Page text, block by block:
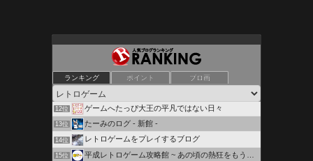
ランキング ポイント ブロ画
10位 Lazy Daisy
11位 レトロゲームを３分間・・・。
12位 ゲームへたっぴ大王の平凡ではない日々
13位 たーみのログ - 新館 -
14位 レトロゲームをプレイするブログ
15位 平成レトロゲーム攻略館 ~ あの頃の熱狂をもう一度